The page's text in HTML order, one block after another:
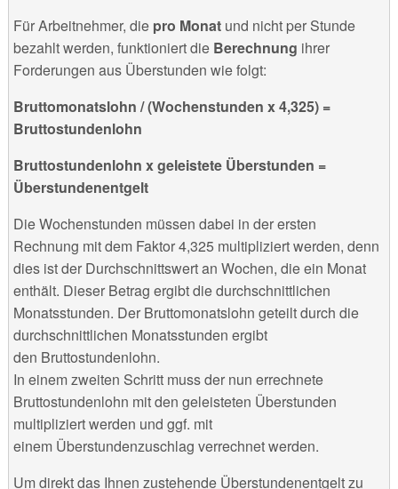
Für Arbeitnehmer, die pro Monat und nicht per Stunde
bezahlt werden, funktioniert die Berechnung ihrer
Forderungen aus Überstunden wie folgt:
Bruttomonatslohn / (Wochenstunden x 4,325) =
Bruttostundenlohn
Bruttostundenlohn x geleistete Überstunden =
Überstundenentgelt
Die Wochenstunden müssen dabei in der ersten
Rechnung mit dem Faktor 4,325 multipliziert werden, denn
dies ist der Durchschnittswert an Wochen, die ein Monat
enthält. Dieser Betrag ergibt die durchschnittlichen
Monatsstunden. Der Bruttomonatslohn geteilt durch die
durchschnittlichen Monatsstunden ergibt
den Bruttostundenlohn.
In einem zweiten Schritt muss der nun errechnete
Bruttostundenlohn mit den geleisteten Überstunden
multipliziert werden und ggf. mit
einem Überstundenzuschlag verrechnet werden.
Um direkt das Ihnen zustehende Überstundenentgelt zu